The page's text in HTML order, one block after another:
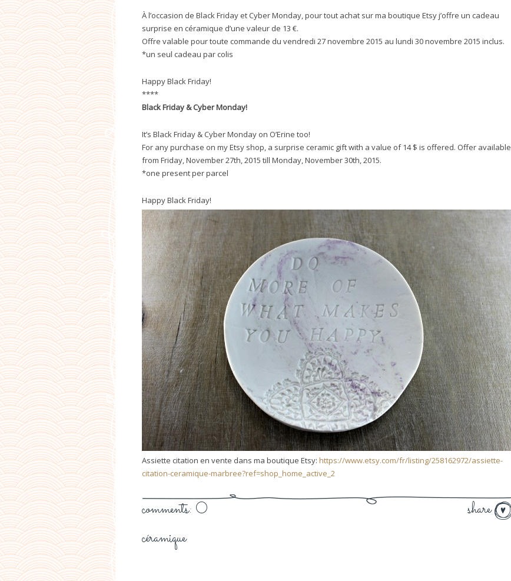
À l’occasion de Black Friday et Cyber Monday, pour tout achat sur ma boutique Etsy j’offre un cadeau
surprise en céramique d’une valeur de 13 €.
Offre valable pour toute commande du vendredi 27 novembre 2015 au lundi 30 novembre 2015 inclus.
*un seul cadeau par colis
Happy Black Friday!
****
Black Friday & Cyber Monday!
It’s Black Friday & Cyber Monday on O’Erine too!
For any purchase on my Etsy shop, a surprise ceramic gift with a value of 14 $ is offered. Offer available
from Friday, November 27th, 2015 till Monday, November 30th, 2015.
*one present per parcel
Happy Black Friday!
Assiette citation en vente dans ma boutique Etsy: https://www.etsy.com/fr/listing/258162972/assiette-
citation-ceramique-marbree?ref=shop_home_active_2
share
comments: 0
céramique